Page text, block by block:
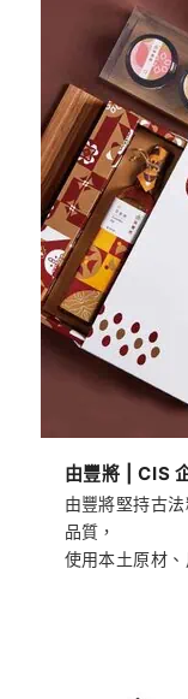
由豐將 | CIS
由豐將堅持古
品質，
使用本土原材